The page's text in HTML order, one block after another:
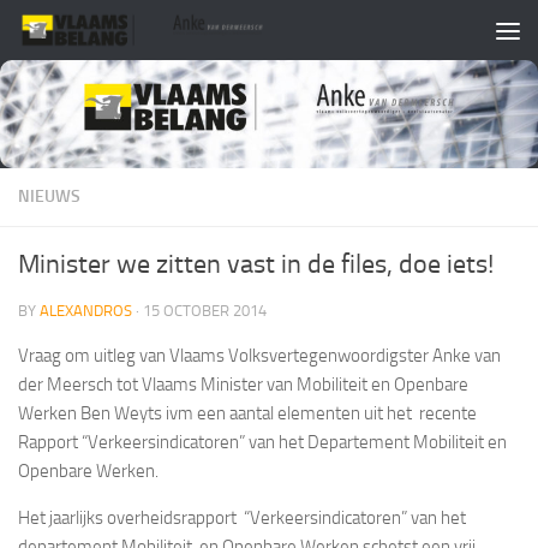
Skip to content
NIEUWS
Minister we zitten vast in de files, doe iets!
BY ALEXANDROS · 15 OCTOBER 2014
Vraag om uitleg van Vlaams Volksvertegenwoordigster Anke van
der Meersch tot Vlaams Minister van Mobiliteit en Openbare
Werken Ben Weyts ivm een aantal elementen uit het recente
Rapport “Verkeersindicatoren” van het Departement Mobiliteit en
Openbare Werken.
Het jaarlijks overheidsrapport “Verkeersindicatoren” van het